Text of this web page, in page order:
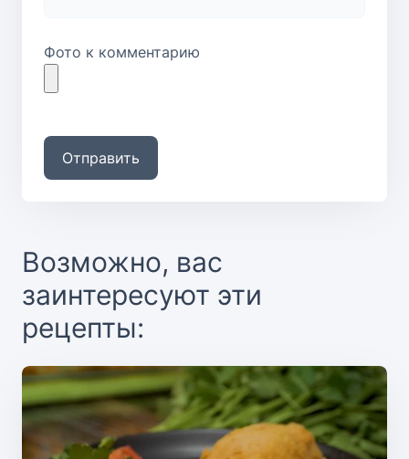
Фото к комментарию
Отправить
Возможно, вас
заинтересуют эти
рецепты: